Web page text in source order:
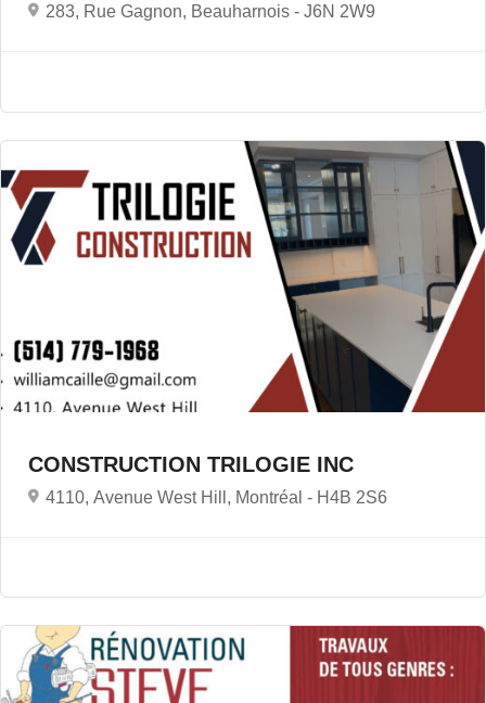
283, Rue Gagnon, Beauharnois - J6N 2W9
CONSTRUCTION TRILOGIE INC
4110, Avenue West Hill, Montréal - H4B 2S6